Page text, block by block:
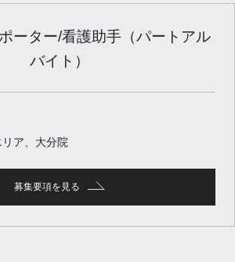
ーター/看護助手（パートアル
バイト）
ア、大分院
募集要項を見る